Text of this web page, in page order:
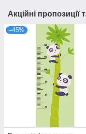
Акційні пропозиції
–45%